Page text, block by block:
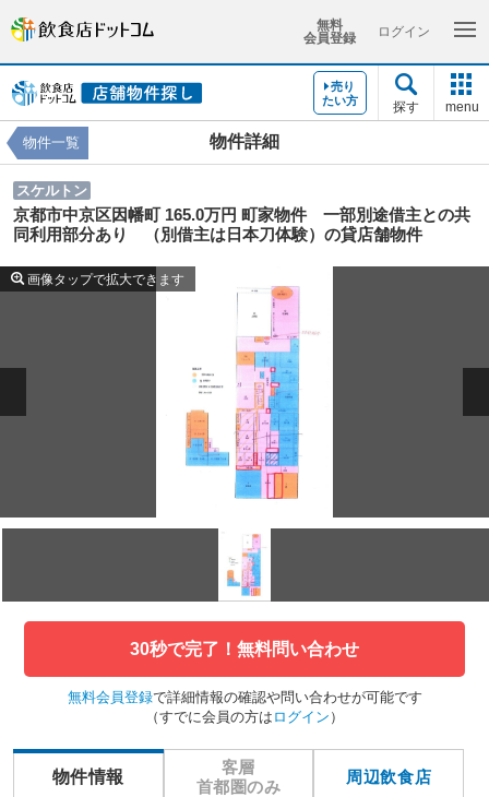
無料
会員登録
ログイン
売り
たい方
探す menu
物件詳細
物件一覧
スケルトン
京都市中京区因幡町 165.0万円 町家物件 一部別途借主との共
同利用部分あり （別借主は日本刀体験）の貸店舗物件
画像タップで拡大できます
30秒で完了！無料問い合わせ
無料会員登録で詳細情報の確認や問い合わせが可能です
（すでに会員の方は ログイン ）
物件情報
客層
首都圏のみ
周辺飲食店